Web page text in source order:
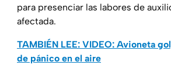
para presenciar las labores de
afectada.
TAMBIÉN LEE: VIDEO: Avioneta
de pánico en el aire